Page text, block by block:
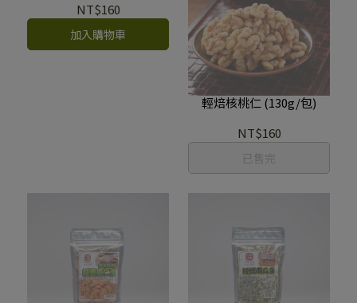
NT$160
加入購物車
輕焙核桃仁 (130g/包)
NT$160
已售完